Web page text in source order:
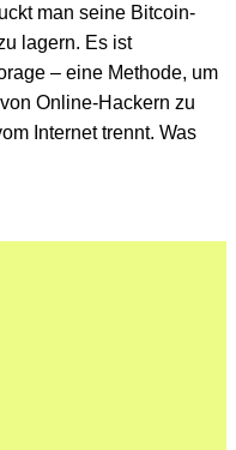
man seine Bitcoin-
lagern. Es ist
– eine Methode, um
Online-Hackern zu
Internet trennt. Was